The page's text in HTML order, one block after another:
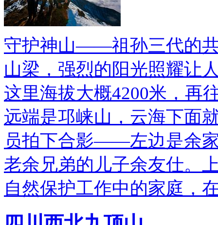
守护神山——祖孙三代的
山梁，强烈的阳光照耀让
这里海拔大概4200米，再
远端是邛崃山，云海下面
员拍下合影——左边是余
老余兄弟的儿子余友仕。
自然保护工作中的家庭，